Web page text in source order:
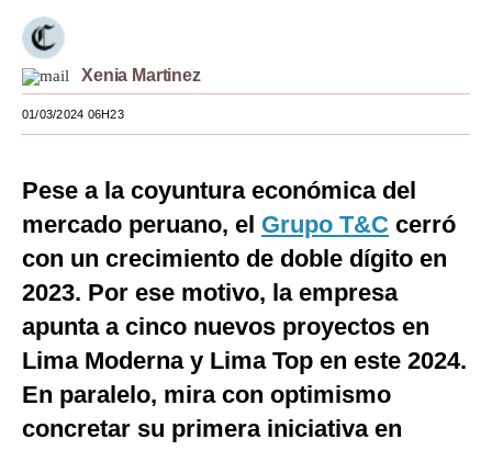
Estilos
Mundo
EEUU
Internacional
Tecnología
Club del Suscriptor
Mix
G de Gestión
Xenia Martinez
01/03/2024 06H23
Pese a la coyuntura económica del
mercado peruano, el Grupo T&C cerró
con un crecimiento de doble dígito en
2023. Por ese motivo, la empresa
apunta a cinco nuevos proyectos en
Lima Moderna y Lima Top en este 2024.
En paralelo, mira con optimismo
concretar su primera iniciativa en